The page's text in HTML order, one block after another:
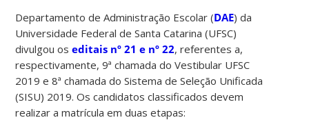
Departamento de Administração Escolar (DAE) da
Universidade Federal de Santa Catarina (UFSC)
divulgou oseditais nº 21 e nº 22, referentes a,
respectivamente, 9ª chamada do Vestibular UFSC
2019 e 8ª chamada do Sistema de Seleção Unificada
(SISU) 2019. Os candidatos classificados devem
realizar a matrícula em duas etapas: